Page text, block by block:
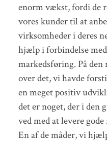
enorm vækst, fordi de
vores kunder til at
virksomheder i deres
hjælp i forbindelse
markedsføring. På
over det, vi havde
en meget positiv
det er noget, der i den
ved med at levere
En af de måder, vi